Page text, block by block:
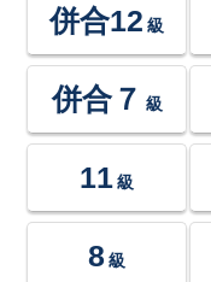
併合12 級
併合７ 級
11 級
8 級